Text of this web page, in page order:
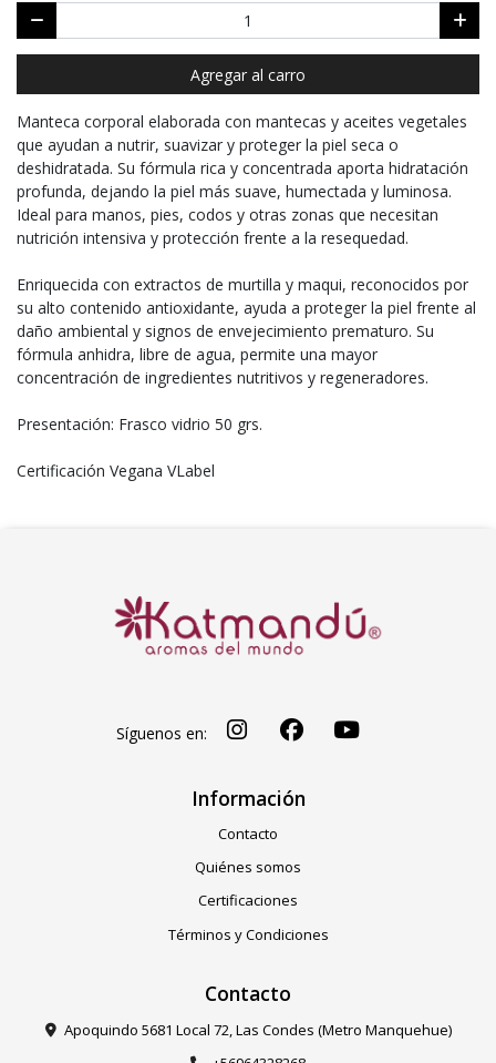
Agregar al carro
Manteca corporal elaborada con mantecas y aceites vegetales
que ayudan a nutrir, suavizar y proteger la piel seca o
deshidratada. Su fórmula rica y concentrada aporta hidratación
profunda, dejando la piel más suave, humectada y luminosa.
Ideal para manos, pies, codos y otras zonas que necesitan
nutrición intensiva y protección frente a la resequedad.
Enriquecida con extractos de murtilla y maqui, reconocidos por
su alto contenido antioxidante, ayuda a proteger la piel frente al
daño ambiental y signos de envejecimiento prematuro. Su
fórmula anhidra, libre de agua, permite una mayor
concentración de ingredientes nutritivos y regeneradores.
Presentación: Frasco vidrio 50 grs.
Certificación Vegana VLabel
Síguenos en:
Información
Contacto
Quiénes somos
Certificaciones
Términos y Condiciones
Contacto
Apoquindo 5681 Local 72, Las Condes (Metro Manquehue)